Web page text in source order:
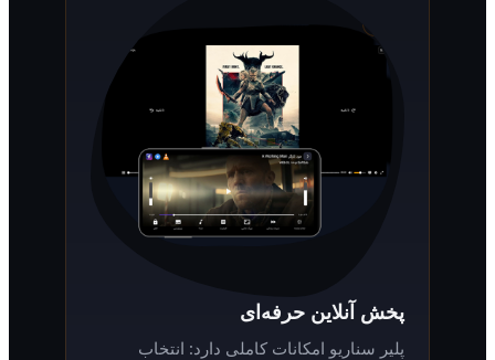
پخش آنلاین حرفه‌ای
پلیر سناریو امکانات کاملی دارد: انتخاب